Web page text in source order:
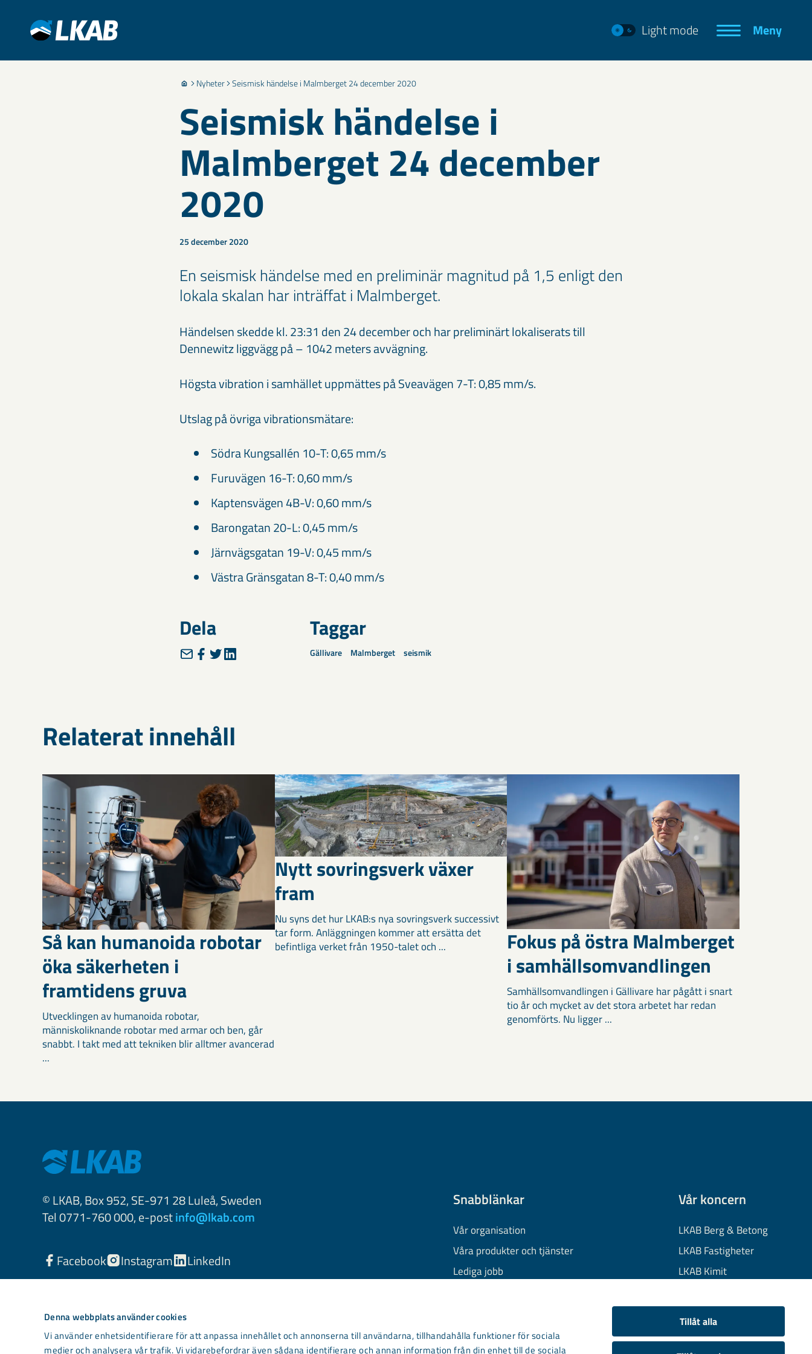
Denna webbplats använder cookies
Vi använder enhetsidentifierare för att anpassa innehållet och annonserna till användarna, tillhandahålla funktioner för sociala
medier och analysera vår trafik. Vi vidarebefordrar även sådana identifierare och annan information från din enhet till de sociala
Tillåt alla
Light mode Meny
Nyheter Seismisk händelse i Malmberget 24 december 2020
Seismisk händelse i
Malmberget 24 december
2020
25 december 2020
En seismisk händelse med en preliminär magnitud på 1,5 enligt den
lokala skalan har inträffat i Malmberget.
Händelsen skedde kl. 23:31 den 24 december och har preliminärt lokaliserats till
Dennewitz liggvägg på – 1042 meters avvägning.
Högsta vibration i samhället uppmättes på Sveavägen 7-T: 0,85 mm/s.
Utslag på övriga vibrationsmätare:
Södra Kungsallén 10-T: 0,65 mm/s
Furuvägen 16-T: 0,60 mm/s
Kaptensvägen 4B-V: 0,60 mm/s
Barongatan 20-L: 0,45 mm/s
Järnvägsgatan 19-V: 0,45 mm/s
Västra Gränsgatan 8-T: 0,40 mm/s
Dela Taggar
Gällivare Malmberget seismik
Relaterat innehåll
Så kan humanoida robotar
öka säkerheten i
framtidens gruva
Utvecklingen av humanoida robotar,
människoliknande robotar med armar och ben, går
snabbt. I takt med att tekniken blir alltmer avancerad
...
Nytt sovringsverk växer
fram
Nu syns det hur LKAB:s nya sovringsverk successivt
tar form. Anläggningen kommer att ersätta det
befintliga verket från 1950-talet och ...
Fokus på östra Malmberget
i samhällsomvandlingen
Samhällsomvandlingen i Gällivare har pågått i snart
tio år och mycket av det stora arbetet har redan
genomförts. Nu ligger ...
© LKAB, Box 952, SE-971 28 Luleå, Sweden
Tel 0771-760 000, e-postinfo@lkab.com
Facebook Instagram LinkedIn
Snabblänkar
Vår organisation
Våra produkter och tjänster
Lediga jobb
Information om cookies
Vår koncern
LKAB Berg & Betong
LKAB Fastigheter
LKAB Kimit
LKAB Wassara